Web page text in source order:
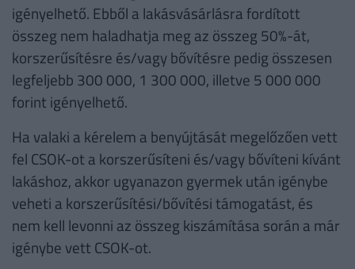
igényelhető. Ebből a lakásvásárlásra fordított
összeg nem haladhatja meg az összeg 50%-át,
korszerűsítésre és/vagy bővítésre pedig összesen
legfeljebb 300 000, 1 300 000, illetve 5 000 000
forint igényelhető.
Ha valaki a kérelem a benyújtását megelőzően vett
fel CSOK-ot a korszerűsíteni és/vagy bővíteni kívánt
lakáshoz, akkor ugyanazon gyermek után igénybe
veheti a korszerűsítési/bővítési támogatást, és
nem kell levonni az összeg kiszámítása során a már
igénybe vett CSOK-ot.